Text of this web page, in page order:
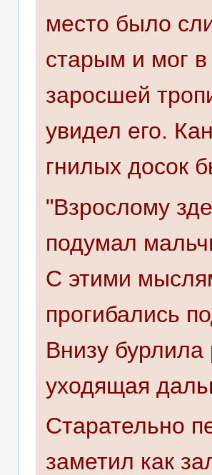
место было
старым и мог
заросшей
увидел его.
гнилых досок
"Взрослому
подумал
С этими
прогибались
Внизу
уходящая
Старательно
заметил как